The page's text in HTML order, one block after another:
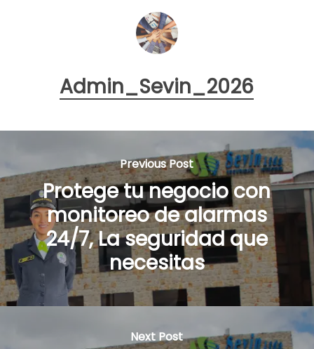
Admin_Sevin_2026
Previous Post
Protege tu negocio con
monitoreo de alarmas
24/7, La seguridad que
necesitas
Next Post